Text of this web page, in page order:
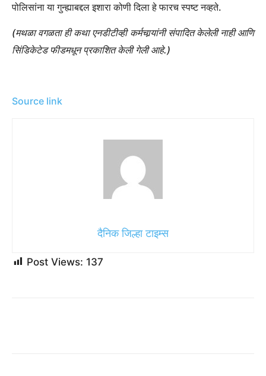
पोलिसांना या गुन्ह्याबद्दल इशारा कोणी दिला हे फारच स्पष्ट नव्हते.
(मथळा वगळता ही कथा एनडीटीव्ही कर्मचार्‍यांनी संपादित केलेली नाही आणि
सिंडिकेटेड फीडमधून प्रकाशित केली गेली आहे.)
Source link
दैनिक जिल्हा टाइम्स
Post Views: 137